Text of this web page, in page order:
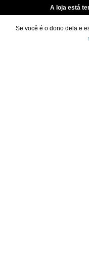
A loja está
Se você é o dono dela e